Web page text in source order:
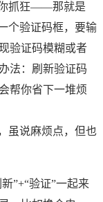
你抓狂——那就是
个验证码框，要输
验证码模糊或者
法：刷新验证码
帮你省下一堆烦
虽说麻烦点，但也
”+“验证”一起来